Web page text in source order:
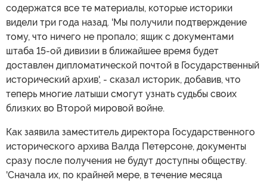
содержатся все те материалы, которые историки
видели три года назад. 'Мы получили подтверждение
тому, что ничего не пропало; ящик с документами
штаба 15-ой дивизии в ближайшее время будет
доставлен дипломатической почтой в Государственный
исторический архив', - сказал историк, добавив, что
теперь многие латыши смогут узнать судьбы своих
близких во Второй мировой войне.
Как заявила заместитель директора Государственного
исторического архива Валда Петерсоне, документы
сразу после получения не будут доступны обществу.
'Сначала их, по крайней мере, в течение месяца